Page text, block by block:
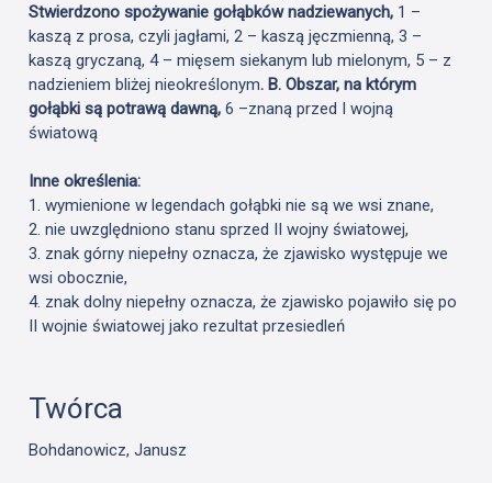
Stwierdzono spożywanie gołąbków nadziewanych, 1 –
kaszą z prosa, czyli jagłami, 2 – kaszą jęczmienną, 3 –
kaszą gryczaną, 4 – mięsem siekanym lub mielonym, 5 – z
nadzieniem bliżej nieokreślonym. B. Obszar, na którym
gołąbki są potrawą dawną,6 –znaną przed I wojną
światową
Inne określenia:
1. wymienione w legendach gołąbki nie są we wsi znane,
2. nie uwzględniono stanu sprzed II wojny światowej,
3. znak górny niepełny oznacza, że zjawisko występuje we
wsi obocznie,
4. znak dolny niepełny oznacza, że zjawisko pojawiło się po
II wojnie światowej jako rezultat przesiedleń
Twórca
Bohdanowicz, Janusz